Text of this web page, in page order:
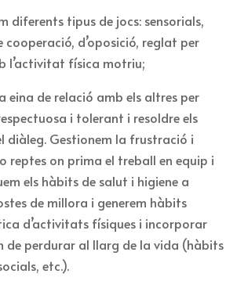
diferents tipus de jocs: sensorials,
d’oposició, reglat per
l’activitat física motriu;
eina de relació amb els altres per
i tolerant i resoldre els
diàleg. Gestionem la frustració i
on prima el treball en equip i
els hàbits de salut i higiene a
de millora i generem hàbits
d’activitats físiques i incorporar
de perdurar al llarg de la vida (hàbits
etc.).